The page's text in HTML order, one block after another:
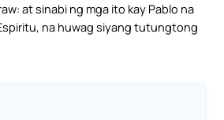
at sinabi ng mga ito kay Pablo na
na huwag siyang tutungtong